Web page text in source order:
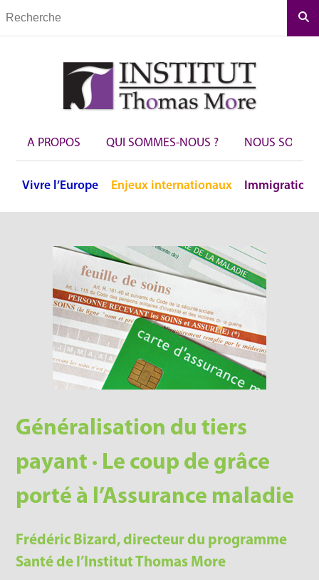
A PROPOS QUI SOMMES-NOUS ? NOUS
Vivre l’Europe Enjeux internationaux Immigration
Généralisation du tiers
payant · Le coup de grâce
porté à l’Assurance maladie
Frédéric Bizard, directeur du programme
Santé de l’Institut Thomas More